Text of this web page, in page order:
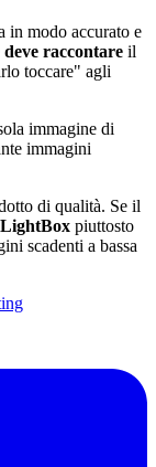
in modo accurato e
deve raccontare il
toccare" agli
immagine di
immagini
di qualità. Se il
LightBox piuttosto
scadenti a bassa